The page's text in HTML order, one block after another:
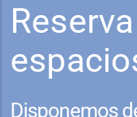
Disponemos